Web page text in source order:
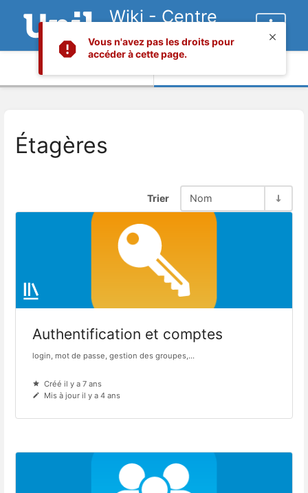
Vous n'avez pas les droits pour
accéder à cette page.
Wiki - Centre
informatique
Étagères
Trier Nom
Authentification et comptes
login, mot de passe, gestion des groupes,...
Créé il y a 7 ans
Mis à jour il y a 4 ans